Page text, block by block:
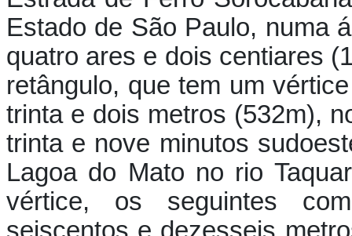
Estado de São Paulo, numa
quatro ares e dois centiares
retângulo, que tem um
trinta e dois metros (532m),
trinta e nove minutos
Lagoa do Mato no rio
vértice, os seguintes